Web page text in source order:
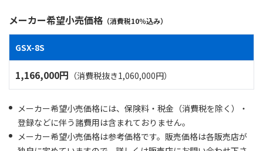
メーカー希望小売価格 （消費税10％込み）
GSX-8S
1,166,000円 （消費税抜き1,060,000円）
メーカー希望小売価格には、保険料・税金（消費税を除く）・
登録などに伴う諸費用は含まれておりません。
メーカー希望小売価格は参考価格です。販売価格は各販売店が